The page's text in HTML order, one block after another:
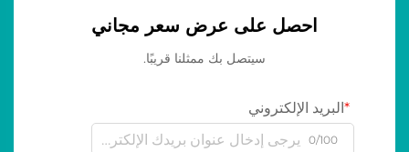
احصل على عرض سعر مجاني
سيتصل بك ممثلنا قريبًا.
البريد الإلكتروني
0/100